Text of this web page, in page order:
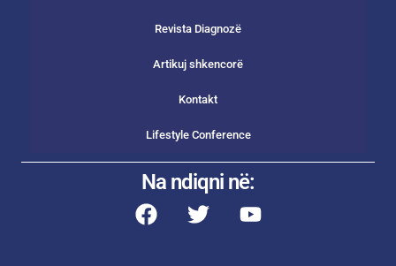
Revista Diagnozë
Artikuj shkencorë
Kontakt
Lifestyle Conference
Na ndiqni në: